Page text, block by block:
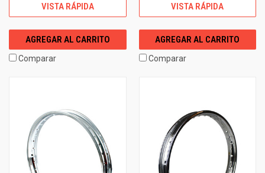
VISTA RÁPIDA
AGREGAR AL CARRITO
Comparar
VISTA RÁPIDA
AGREGAR AL CARRITO
Comparar